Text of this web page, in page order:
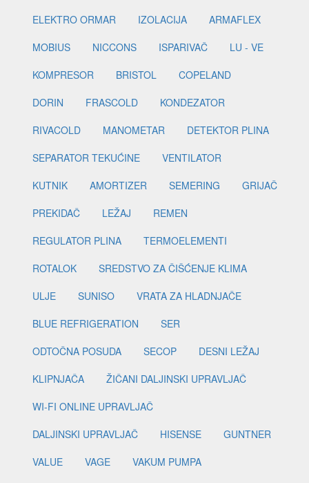
ELEKTRO ORMAR
IZOLACIJA
ARMAFLEX
MOBIUS
NICCONS ISPARIVAČ
LU - VE
KOMPRESOR
BRISTOL
COPELAND
DORIN
FRASCOLD
KONDEZATOR
RIVACOLD
MANOMETAR
DETEKTOR PLINA
SEPARATOR TEKUĆINE
VENTILATOR
KUTNIK
AMORTIZER SEMERING
GRIJAČ
PREKIDAČ
LEŽAJ
REMEN
REGULATOR PLINA
TERMOELEMENTI
ROTALOK
SREDSTVO ZA ČIŠĆENJE KLIMA
ULJE
SUNISO
VRATA ZA HLADNJAČE
BLUE REFRIGERATION
SER
ODTOČNA POSUDA
SECOP
DESNI LEŽAJ
KLIPNJAČA
ŽIČANI DALJINSKI UPRAVLJAČ
WI-FI ONLINE UPRAVLJAČ
DALJINSKI UPRAVLJAČ
HISENSE
GUNTNER
VALUE
VAGE
VAKUM PUMPA